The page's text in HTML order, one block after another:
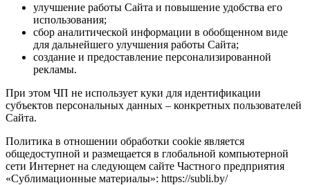
улучшение работы Сайта и повышение удобства его
использования;
сбор аналитической информации в обобщенном виде
для дальнейшего улучшения работы Сайта;
создание и предоставление персонализированной
рекламы.
При этом ЧП не использует куки для идентификации
субъектов персональных данных – конкретных пользователей
Сайта.
Политика в отношении обработки cookie является
общедоступной и размещается в глобальной компьютерной
сети Интернет на следующем сайте Частного предприятия
«Сублимационные материалы»: https://subli.by/